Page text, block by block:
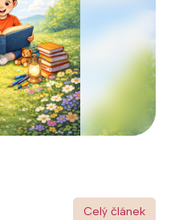
Celý článek